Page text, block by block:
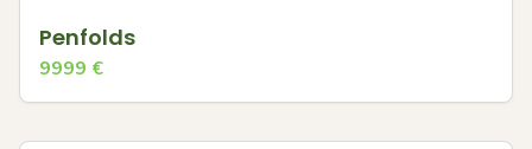
Penfolds
9999 €